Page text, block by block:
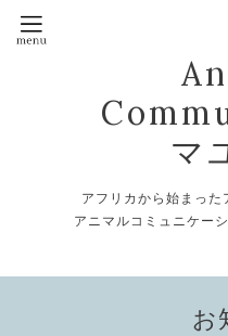
マ
アフリカから始まった
アニマルコミュニケー
お